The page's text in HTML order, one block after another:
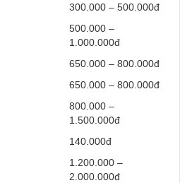
300.000 – 500.000đ
500.000 –
1.000.000đ
650.000 – 800.000đ
650.000 – 800.000đ
800.000 –
1.500.000đ
140.000đ
1.200.000 –
2.000.000đ